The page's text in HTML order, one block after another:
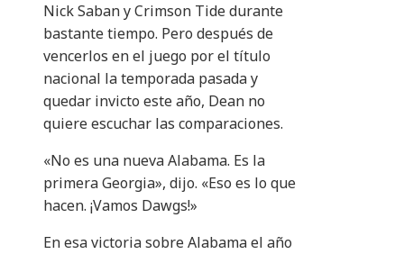
Nick Saban y Crimson Tide durante
bastante tiempo. Pero después de
vencerlos en el juego por el título
nacional la temporada pasada y
quedar invicto este año, Dean no
quiere escuchar las comparaciones.
«No es una nueva Alabama. Es la
primera Georgia», dijo. «Eso es lo que
hacen. ¡Vamos Dawgs!»
En esa victoria sobre Alabama el año